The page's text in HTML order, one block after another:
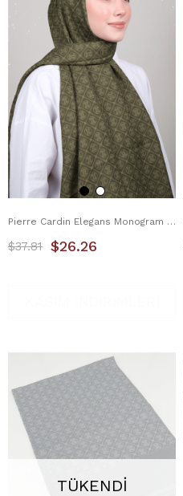
Pierre Cardin Elegans Monogram Şal 1090700-934
$26.26
$37.81
TÜKENDI